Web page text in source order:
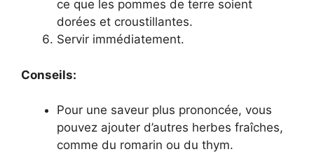
ce que les pommes de terre soient
dorées et croustillantes.
Servir immédiatement.
Conseils:
Pour une saveur plus prononcée, vous
pouvez ajouter d’autres herbes fraîches,
comme du romarin ou du thym.